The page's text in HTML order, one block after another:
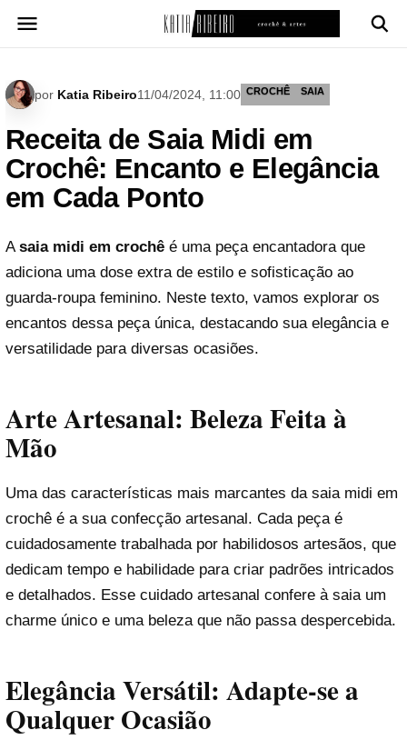
para
por Katia Ribeiro11/04/2024, 11:00 CROCHÊ SAIA
Receita de Saia Midi em
Crochê: Encanto e Elegância
em Cada Ponto
Asaia midi em crochê é uma peça encantadora que
adiciona uma dose extra de estilo e sofisticação ao
guarda-roupa feminino. Neste texto, vamos explorar os
encantos dessa peça única, destacando sua elegância e
versatilidade para diversas ocasiões.
Arte Artesanal: Beleza Feita à
Mão
Uma das características mais marcantes da saia midi em
crochê é a sua confecção artesanal. Cada peça é
cuidadosamente trabalhada por habilidosos artesãos, que
dedicam tempo e habilidade para criar padrões intricados
e detalhados. Esse cuidado artesanal confere à saia um
charme único e uma beleza que não passa despercebida.
Elegância Versátil: Adapte-se a
Qualquer Ocasião